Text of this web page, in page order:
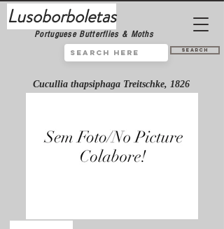
Lusoborboletas
Portuguese Butterflies & Moths
Search
Cucullia thapsiphaga Treitschke, 1826